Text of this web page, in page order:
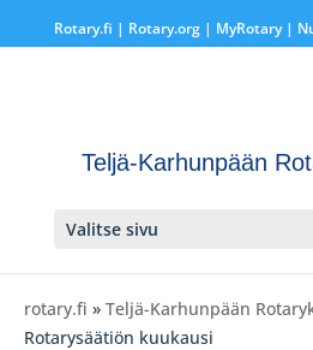
Rotary.fi | Rotary.org| MyRotary |
Teljä-Karhunpään
Valitse sivu
rotary.fi » Teljä-Karhunpään
Rotarysäätiön kuukausi